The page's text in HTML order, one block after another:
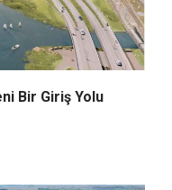
Bir Giriş Yolu